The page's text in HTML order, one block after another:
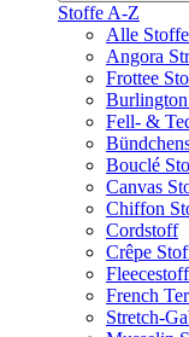
Stoffe A-Z
Alle
Angora
Frottee
Fell- &
Bouclé
Canvas
Chiffon
Cordstoff
Crêpe
French
Stretch-